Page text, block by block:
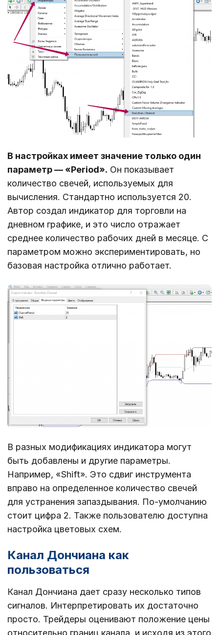
В настройках имеет значение только один
параметр ― «Period». Он показывает
количество свечей, используемых для
вычисления. Стандартно используется 20.
Автор создал индикатор для торговли на
дневном графике, и это число отражает
среднее количество рабочих дней в месяце. С
параметром можно экспериментировать, но
базовая настройка отлично работает.
В разных модификациях индикатора могут
быть добавлены и другие параметры.
Например, «Shift». Это сдвиг инструмента
вправо на определенное количество свечей
для устранения запаздывания. По-умолчанию
стоит цифра 2. Также пользователю доступна
настройка цветовых схем.
Канал Дончиана как
пользоваться
Канал Дончиана дает сразу несколько типов
сигналов. Интерпретировать их достаточно
просто. Трейдеры оценивают положение цены